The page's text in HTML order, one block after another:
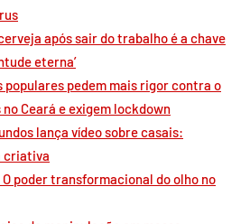
após sair do trabalho é a chave
eterna’
populares pedem mais rigor contra o
Ceará e exigem lockdown
lança vídeo sobre casais:
criativa
O poder transformacional do olho no